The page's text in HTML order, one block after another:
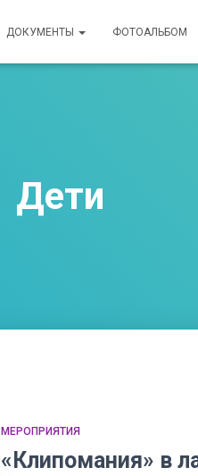
ДОКУМЕНТЫ ФОТОАЛЬБОМ
Дети
МЕРОПРИЯТИЯ
«Клипомания» в